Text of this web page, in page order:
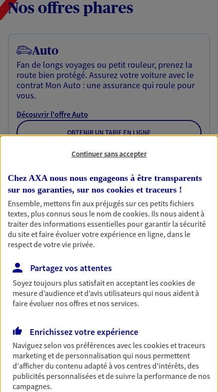
Nos offres phares
Auto
Fan de longs voyages ou petit rouleur, prenez la
route bien protégé. Assurez votre voiture avec le
contrat Mon Auto : une assurance qui roule pour
vous.
Découvrir l'offre Auto
OBTENIR UN TARIF EN LIGNE
Votre logement est unique, comme vous. Le
contrat Ma Maison assure votre sérénité en
protégeant ce qui vous tient à coeur.
Découvrir l'offre Habitation
OBTENIR UN TARIF EN LIGNE
Garantie Accidents de la Vie
Bricoleuse, féru de jardinage, pâtissier en herbe
ou grande lectrice… personne n'est à l'abri d'un
Accident, protégez votre qualité de vie et vos
revenus.
Découvrir l'offre Garantie Accidents de la Vie
OBTENIR UN TARIF EN LIGNE
Continuer sans accepter
Chez AXA nous nous engageons à être transparents
sur nos garanties, sur nos cookies et traceurs !
Ensemble, mettons fin aux préjugés sur ces petits fichiers
textes, plus connus sous le nom decookies. Ils nous aident à
traiter des informations essentielles pour garantir la sécurité
du site et faire évoluer votre expérience en ligne, dans le
respect de votre vie privée.
Partagez vos attentes
Soyez toujours plus satisfait en acceptant lescookiesde
mesure d’audience et d’avis utilisateurs qui nous aident à
faire évoluer nos offres et nos services.
Enrichissez votre expérience
Naviguez selon vos préférences avec lescookies et traceurs
marketing et de personnalisation qui nous permettent
d'afficher du contenu adapté à vos centres d'intérêts, des
publicités personnalisées et de suivre la performance de nos
campagnes.